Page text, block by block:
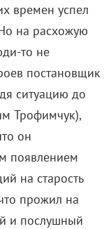
времен успел
на расхожую
то не
постановщик
ситуацию до
Трофимчук),
он
появлением
на старость
прожил на
и послушный